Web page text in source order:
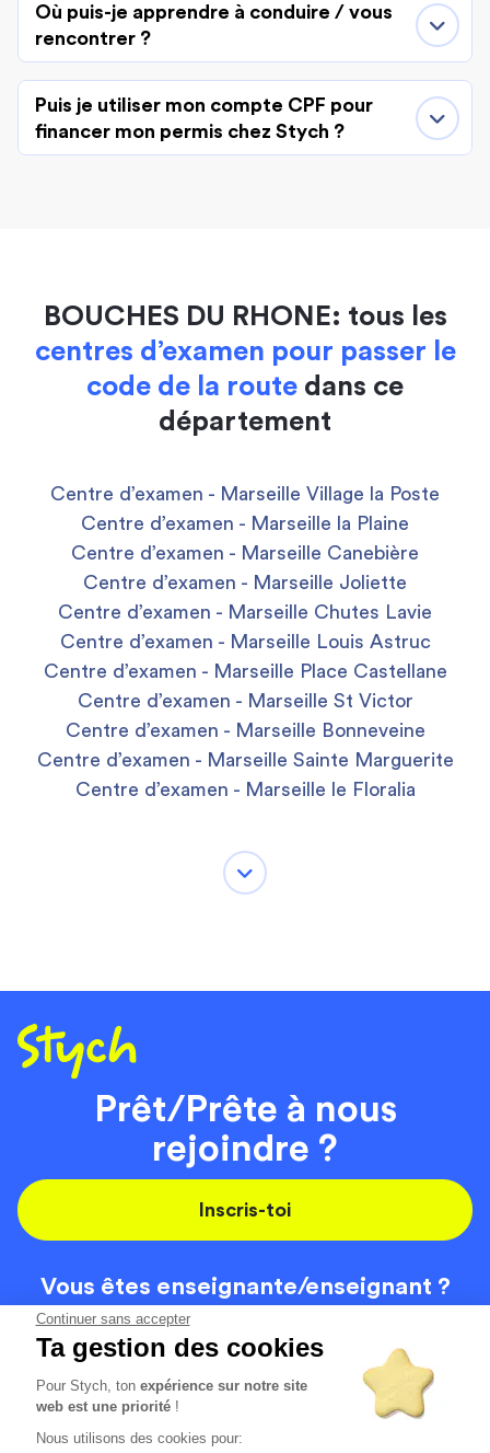
Continuer sans accepter
Ta gestion des cookies
Pour Stych, tonexpérience sur notre site
web est une priorité !
Nous utilisons des cookies pour:
Où puis-je apprendre à conduire / vous
rencontrer ?
Puis je utiliser mon compte CPF pour
financer mon permis chez Stych ?
BOUCHES DU RHONE: tous les
centres d’examen pour passer le
code de la route dans ce
département
Centre d’examen - Marseille Village la Poste
Centre d’examen - Marseille la Plaine
Centre d’examen - Marseille Canebière
Centre d’examen - Marseille Joliette
Centre d’examen - Marseille Chutes Lavie
Centre d’examen - Marseille Louis Astruc
Centre d’examen - Marseille Place Castellane
Centre d’examen - Marseille St Victor
Centre d’examen - Marseille Bonneveine
Centre d’examen - Marseille Sainte Marguerite
Centre d’examen - Marseille le Floralia
Prêt/Prête à nous
rejoindre ?
Inscris-toi
Vous êtes enseignante/enseignant ?
On recrute
Code de la route
Contact